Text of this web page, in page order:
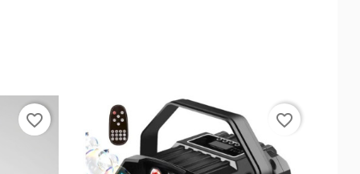
favorite_border favorite_border